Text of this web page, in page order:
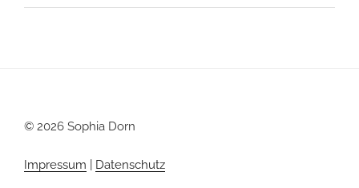
© 2026 Sophia Dorn
Impressum Datenschutz